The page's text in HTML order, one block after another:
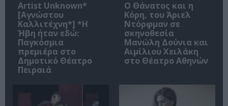
Artist Unknown*
[Αγνώστου
Καλλιτέχνη*] *Η
Ήβη ήταν εδώ:
Παγκόσμια
πρεμιέρα στο
Δημοτικό Θέατρο
Πειραιά
Ο Θάνατος και η
Κόρη, του Άριελ
Ντόρφμαν σε
σκηνοθεσία
Μανώλη Δούνια και
Αιμίλιου Χειλάκη
στο Θέατρο Αθηνών